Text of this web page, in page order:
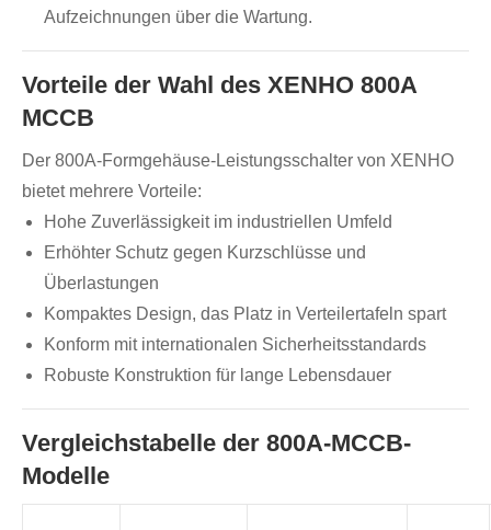
Aufzeichnungen über die Wartung.
Vorteile der Wahl des XENHO 800A
MCCB
Der 800A-Formgehäuse-Leistungsschalter von XENHO
bietet mehrere Vorteile:
Hohe Zuverlässigkeit im industriellen Umfeld
Erhöhter Schutz gegen Kurzschlüsse und
Überlastungen
Kompaktes Design, das Platz in Verteilertafeln spart
Konform mit internationalen Sicherheitsstandards
Robuste Konstruktion für lange Lebensdauer
Vergleichstabelle der 800A-MCCB-
Modelle